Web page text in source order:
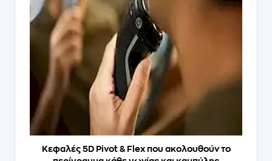
Κεφαλές 5D Pivot & Flex που ακολουθούν το